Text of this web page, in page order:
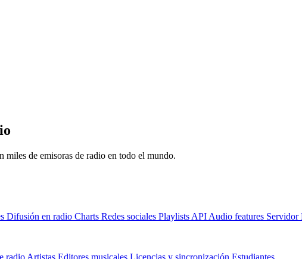
miles de emisoras de radio en todo el mundo.
Difusión en radio Charts Redes sociales Playlists API Audio features Servidor
radio Artistas Editores musicales Licencias y sincronización Estudiantes